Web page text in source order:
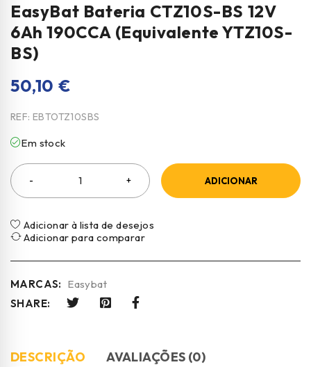
EasyBat Bateria CTZ10S-BS 12V
6Ah 190CCA (Equivalente YTZ10S-
BS)
50,10 €
REF: EBTOTZ10SBS
Em stock
ADICIONAR
Adicionar à lista de desejos
Adicionar para comparar
MARCAS: Easybat
SHARE:
DESCRIÇÃO AVALIAÇÕES (0)